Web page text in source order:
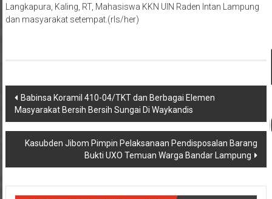
Langkapura, Kaling, RT, Mahasiswa KKN UIN Raden Intan Lampung
dan masyarakat setempat.(rls/her)
Navigasi
pos
Babinsa Koramil 410-04/TKT dan Berbagai Elemen
Masyarakat Bersih Bersih Sungai Di Waykandis
Kasubden Jibom Pimpin Pelaksanaan Pendisposalan Barang
Bukti UXO Temuan Warga Bandar Lampung